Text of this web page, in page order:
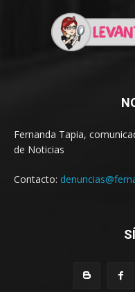
Fernanda Tapia,
de Noticias
Contacto: